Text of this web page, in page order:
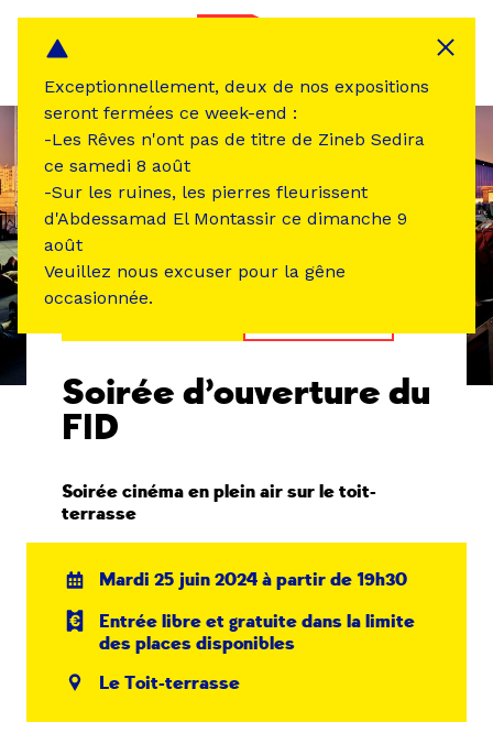
Soirée d’ouverture du
FID
Soirée cinéma en plein air sur le toit-
terrasse
Mardi 25 juin 2024 à partir de 19h30
Entrée libre et gratuite dans la limite
des places disponibles
Le Toit-terrasse
Exceptionnellement, deux de nos expositions
seront fermées ce week-end :
-Les Rêves n'ont pas de titre de Zineb Sedira
ce samedi 8 août
-Sur les ruines, les pierres fleurissent
d'Abdessamad El Montassir ce dimanche 9
août
Veuillez nous excuser pour la gêne
occasionnée.
Panneau de gestion des cookies